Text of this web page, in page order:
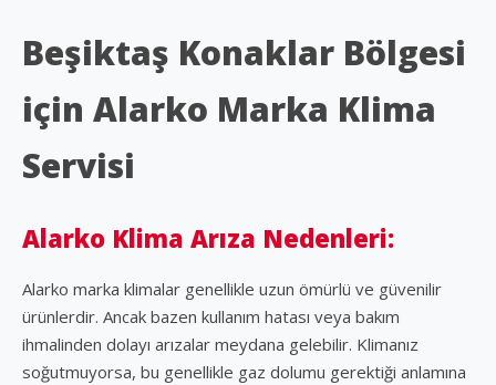
Beşiktaş Konaklar Bölgesi
için Alarko Marka Klima
Servisi
Alarko Klima Arıza Nedenleri:
Alarko marka klimalar genellikle uzun ömürlü ve güvenilir
ürünlerdir. Ancak bazen kullanım hatası veya bakım
ihmalinden dolayı arızalar meydana gelebilir. Klimanız
soğutmuyorsa, bu genellikle gaz dolumu gerektiği anlamına